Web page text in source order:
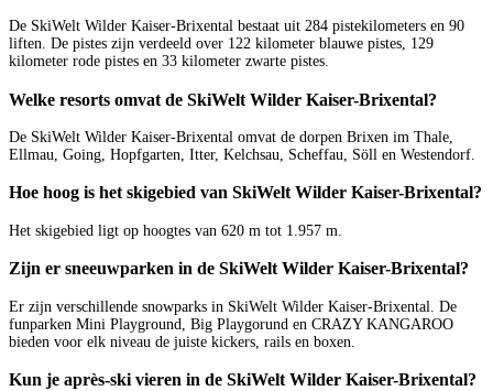
De SkiWelt Wilder Kaiser-Brixental bestaat uit 284 pistekilometers en 90
liften. De pistes zijn verdeeld over 122 kilometer blauwe pistes, 129
kilometer rode pistes en 33 kilometer zwarte pistes.
Welke resorts omvat de SkiWelt Wilder Kaiser-Brixental?
De SkiWelt Wilder Kaiser-Brixental omvat de dorpen Brixen im Thale,
Ellmau, Going, Hopfgarten, Itter, Kelchsau, Scheffau, Söll en Westendorf.
Hoe hoog is het skigebied van SkiWelt Wilder Kaiser-Brixental?
Het skigebied ligt op hoogtes van 620 m tot 1.957 m.
Zijn er sneeuwparken in de SkiWelt Wilder Kaiser-Brixental?
Er zijn verschillende snowparks in SkiWelt Wilder Kaiser-Brixental. De
funparken Mini Playground, Big Playgorund en CRAZY KANGAROO
bieden voor elk niveau de juiste kickers, rails en boxen.
Kun je après-ski vieren in de SkiWelt Wilder Kaiser-Brixental?